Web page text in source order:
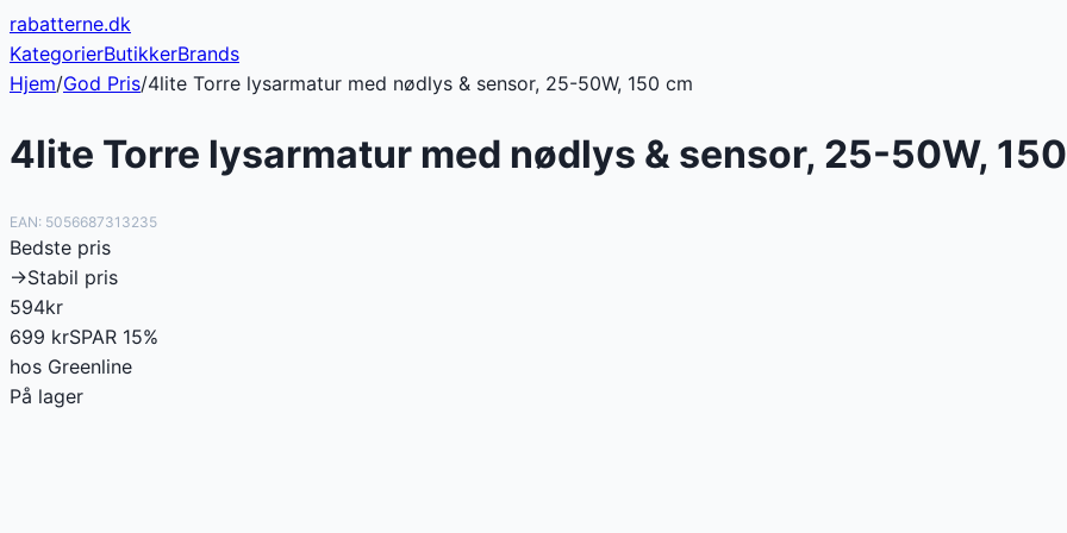
rabatterne.dk
KategorierButikkerBrands
Hjem/God Pris/4lite Torre lysarmatur med nødlys & sensor, 25-50W, 150 cm
4lite Torre lysarmatur med nødlys & sensor, 25-50W,
EAN: 5056687313235
Bedste pris
→Stabil pris
594kr
699 krSPAR 15%
hos Greenline
På lager